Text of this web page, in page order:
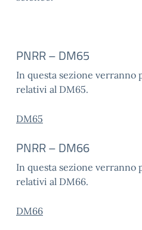
PNRR – DM65
In questa sezione
relativi al DM65.
DM65
PNRR – DM66
In questa sezione
relativi al DM66.
DM66